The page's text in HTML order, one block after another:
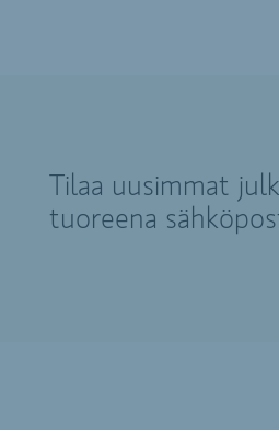
Tilaa uusimmat
tuoreena